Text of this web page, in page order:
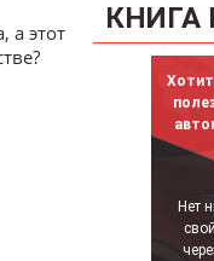
КНИГА
Нет
а этот